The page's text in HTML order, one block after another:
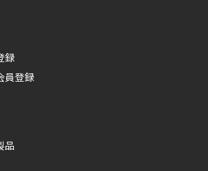
録
員登録
品